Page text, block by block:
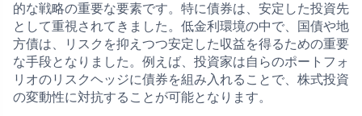
的な戦略の重要な要素です。特に債券は、安定した投資先
として重視されてきました。低金利環境の中で、国債や地
方債は、リスクを抑えつつ安定した収益を得るための重要
な手段となりました。例えば、投資家は自らのポートフォ
リオのリスクヘッジに債券を組み入れることで、株式投資
の変動性に対抗することが可能となります。